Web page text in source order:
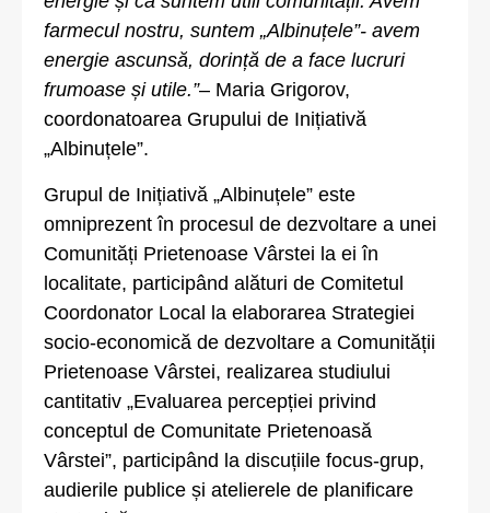
farmecul nostru, suntem „Albinuțele”- avem
energie ascunsă, dorință de a face lucruri
frumoase și utile.”– Maria Grigorov,
coordonatoarea Grupului de Inițiativă
„Albinuțele”.
Grupul de Inițiativă „Albinuțele” este
omniprezent în procesul de dezvoltare a unei
Comunități Prietenoase Vârstei la ei în
localitate, participând alături de Comitetul
Coordonator Local la elaborarea Strategiei
socio-economică de dezvoltare a Comunității
Prietenoase Vârstei, realizarea studiului
cantitativ „Evaluarea percepției privind
conceptul de Comunitate Prietenoasă
Vârstei”, participând la discuțiile focus-grup,
audierile publice și atelierele de planificare